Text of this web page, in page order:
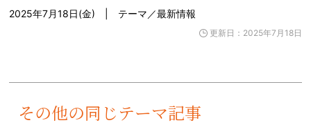
2025年7月18日(金) | テーマ／最新情報
更新日：2025年7月18日
その他の同じテーマ記事